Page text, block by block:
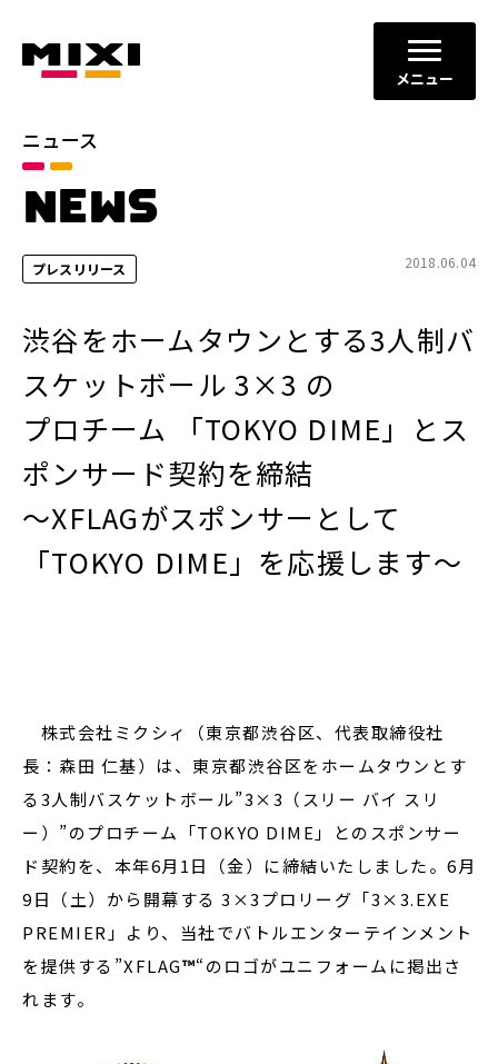
メニュー
ニュース
NEWS
プレスリリース 2018.06.04
渋谷をホームタウンとする3人制バ
スケットボール 3×3 の
プロチーム 「TOKYO DIME」とス
ポンサード契約を締結
～XFLAGがスポンサーとして
「TOKYO DIME」を応援します～
株式会社ミクシィ（東京都渋谷区、代表取締役社
長：森田 仁基）は、東京都渋谷区をホームタウンとす
る3人制バスケットボール”3×3（スリー バイ スリ
ー）”のプロチーム「TOKYO DIME」とのスポンサー
ド契約を、本年6月1日（金）に締結いたしました。6月
9日（土）から開幕する 3×3プロリーグ「3×3.EXE
PREMIER」より、当社でバトルエンターテインメント
を提供する”XFLAG™“のロゴがユニフォームに掲出さ
れます。
カテゴリ
お知らせ
2026年 2025年